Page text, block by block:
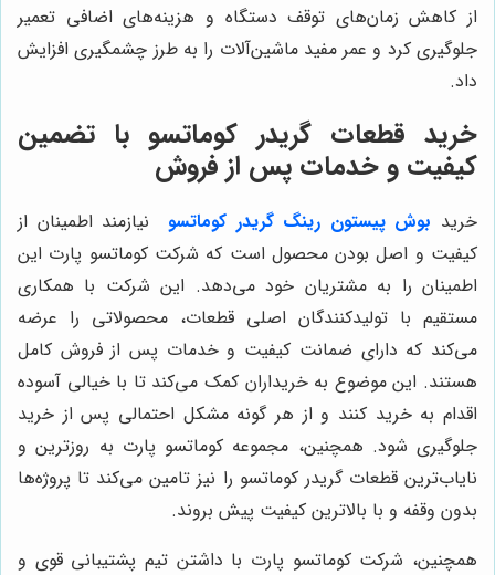
از کاهش زمان‌های توقف دستگاه و هزینه‌های اضافی تعمیر
جلوگیری کرد و عمر مفید ماشین‌آلات را به طرز چشمگیری افزایش
داد.
خرید قطعات گریدر کوماتسو با تضمین
کیفیت و خدمات پس از فروش
خرید بوش پیستون رینگ گریدر کوماتسو
نیازمند اطمینان از
کیفیت و اصل بودن محصول است که شرکت کوماتسو پارت این
اطمینان را به مشتریان خود می‌دهد. این شرکت با همکاری
مستقیم با تولیدکنندگان اصلی قطعات، محصولاتی را عرضه
می‌کند که دارای ضمانت کیفیت و خدمات پس از فروش کامل
هستند. این موضوع به خریداران کمک می‌کند تا با خیالی آسوده
اقدام به خرید کنند و از هر گونه مشکل احتمالی پس از خرید
جلوگیری شود. همچنین، مجموعه کوماتسو پارت به روزترین و
نایاب‌ترین قطعات گریدر کوماتسو را نیز تامین می‌کند تا پروژه‌ها
بدون وقفه و با بالاترین کیفیت پیش بروند.
همچنین، شرکت کوماتسو پارت با داشتن تیم پشتیبانی قوی و